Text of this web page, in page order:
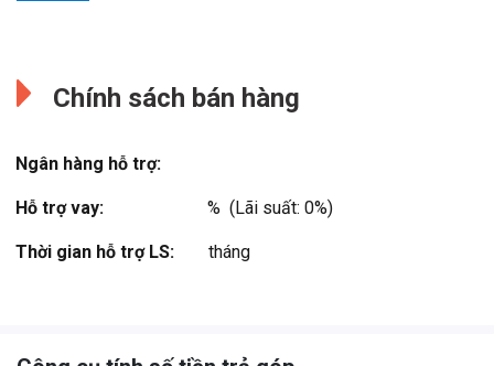
Chính sách bán hàng
Ngân hàng hỗ trợ:
Hỗ trợ vay: %  (Lãi suất: 0%)
Thời gian hỗ trợ LS: tháng